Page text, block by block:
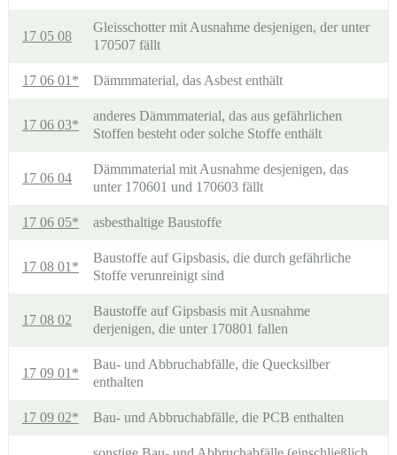
17 05 08
Gleisschotter mit Ausnahme desjenigen, der unter
170507 fällt
17 06 01* Dämmmaterial, das Asbest enthält
17 06 03*
anderes Dämmmaterial, das aus gefährlichen
Stoffen besteht oder solche Stoffe enthält
17 06 04
Dämmmaterial mit Ausnahme desjenigen, das
unter 170601 und 170603 fällt
17 06 05* asbesthaltige Baustoffe
17 08 01*
Baustoffe auf Gipsbasis, die durch gefährliche
Stoffe verunreinigt sind
17 08 02
Baustoffe auf Gipsbasis mit Ausnahme
derjenigen, die unter 170801 fallen
17 09 01*
Bau- und Abbruchabfälle, die Quecksilber
enthalten
17 09 02* Bau- und Abbruchabfälle, die PCB enthalten